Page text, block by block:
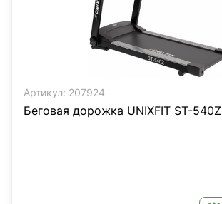
Артикул: 207924
Беговая дорожка UNIXFIT ST-540Z